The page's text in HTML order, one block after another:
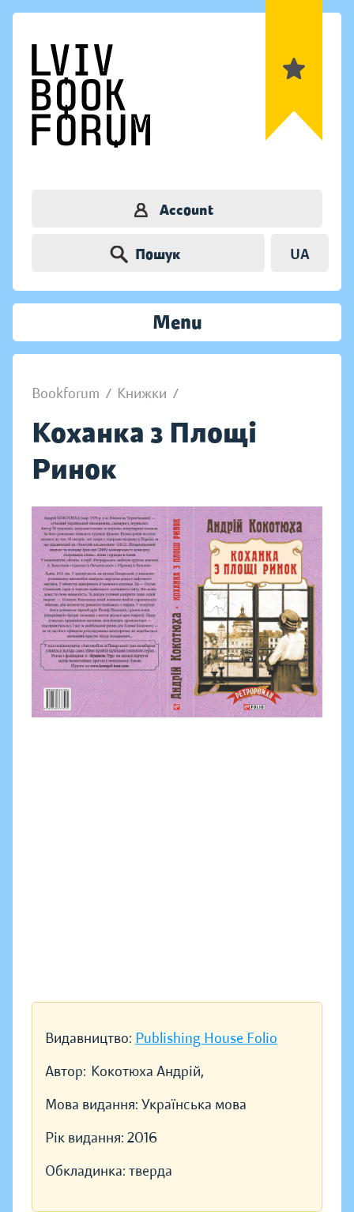
Account
Пошук UA
Menu
Bookforum / Книжки /
Коханка з Площі
Ринок
Видавництво: Publishing House Folio
Автор: Кокотюха Андрій,
Мова видання: Українська мова
Рік видання: 2016
Обкладинка: тверда